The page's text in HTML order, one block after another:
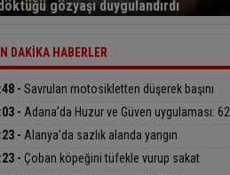
gözyaşı duygulandırdı
DAKİKA HABERLER
- Savrulan motosikletten düşerek başını
çarpan genç hayatını kaybetti
- Adana’da Huzur ve Güven uygulaması: 62
şahıs yakalandı, 3 milyon 924 bin TL ceza
- Alanya’da sazlık alanda yangın
- Çoban köpeğini tüfekle vurup sakat